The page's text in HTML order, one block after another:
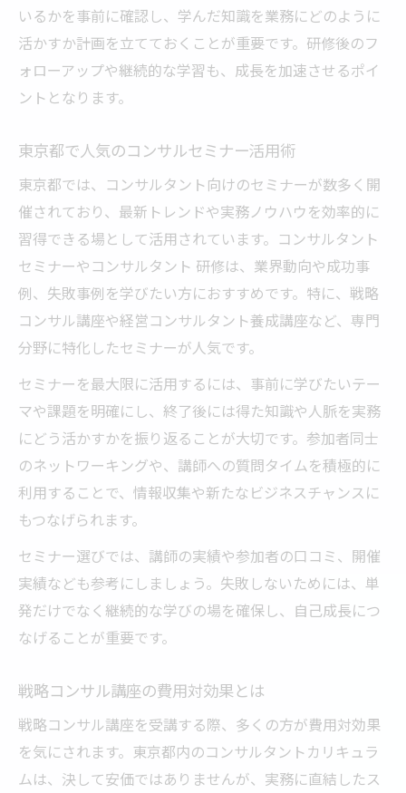
いるかを事前に確認し、学んだ知識を業務にどのように
活かすか計画を立てておくことが重要です。研修後のフ
ォローアップや継続的な学習も、成長を加速させるポイ
ントとなります。
東京都で人気のコンサルセミナー活用術
東京都では、コンサルタント向けのセミナーが数多く開
催されており、最新トレンドや実務ノウハウを効率的に
習得できる場として活用されています。コンサルタント
セミナーやコンサルタント 研修は、業界動向や成功事
例、失敗事例を学びたい方におすすめです。特に、戦略
コンサル講座や経営コンサルタント養成講座など、専門
分野に特化したセミナーが人気です。
セミナーを最大限に活用するには、事前に学びたいテー
マや課題を明確にし、終了後には得た知識や人脈を実務
にどう活かすかを振り返ることが大切です。参加者同士
のネットワーキングや、講師への質問タイムを積極的に
利用することで、情報収集や新たなビジネスチャンスに
もつなげられます。
セミナー選びでは、講師の実績や参加者の口コミ、開催
実績なども参考にしましょう。失敗しないためには、単
発だけでなく継続的な学びの場を確保し、自己成長につ
なげることが重要です。
戦略コンサル講座の費用対効果とは
戦略コンサル講座を受講する際、多くの方が費用対効果
を気にされます。東京都内のコンサルタントカリキュラ
ムは、決して安価ではありませんが、実務に直結したス